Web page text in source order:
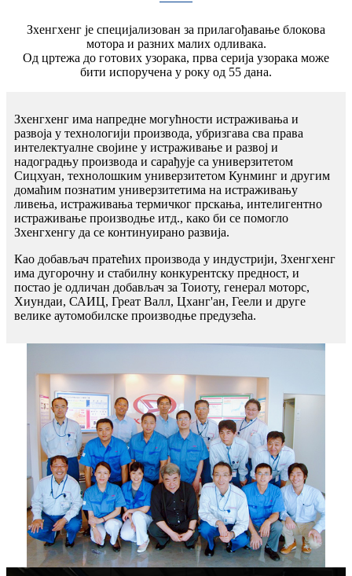
Зхенгхенг је специјализован за прилагођавање блокова
мотора и разних малих одливака.
Од цртежа до готових узорака, прва серија узорака може
бити испоручена у року од 55 дана.
Зхенгхенг има напредне могућности истраживања и
развоја у технологији производа, убризгава сва права
интелектуалне својине у истраживање и развој и
надоградњу производа и сарађује са универзитетом
Сицхуан, технолошким универзитетом Кунминг и другим
домаћим познатим универзитетима на истраживању
ливења, истраживања термичког прскања, интелигентно
истраживање производње итд., како би се помогло
Зхенгхенгу да се континуирано развија.
Као добављач пратећих производа у индустрији, Зхенгхенг
има дугорочну и стабилну конкурентску предност, и
постао је одличан добављач за Тоиоту, генерал моторс,
Хиундаи, САИЦ, Греат Валл, Цханг'ан, Геели и друге
велике аутомобилске производње предузећа.